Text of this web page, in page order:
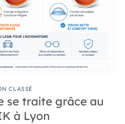
CLASSÉ
se traite grâce au
à Lyon